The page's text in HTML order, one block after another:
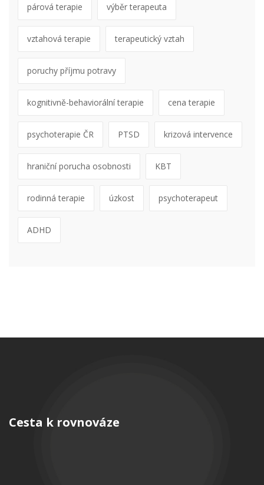
párová terapie výběr terapeuta
vztahová terapie terapeutický vztah
poruchy příjmu potravy
kognitivně-behaviorální terapie cena terapie
psychoterapie ČR PTSD krizová intervence
hraniční porucha osobnosti KBT
rodinná terapie úzkost psychoterapeut
ADHD
Cesta k rovnováze